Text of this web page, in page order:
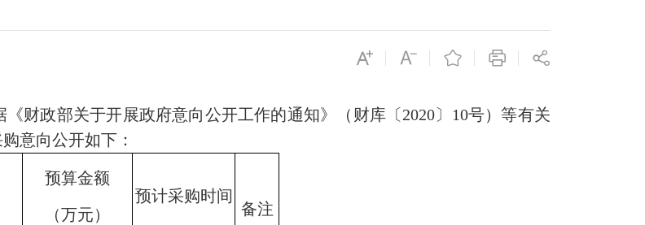
财政部关于开展政府意向公开工作的通知》（财库〔2020〕 10号）等有关
购意向公开如下：
预算金额
（万元）
预计采购时间
备注